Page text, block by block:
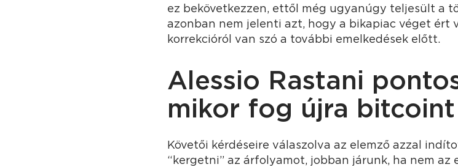
ez bekövetkezzen, ettől még ugyanúgy teljesült a
azonban nem jelenti azt, hogy a bikapiac véget ért
korrekcióról van szó a további emelkedések előtt.
Alessio Rastani
mikor fog újra
Követői kérdéseire válaszolva az elemző azzal
“kergetni” az árfolyamot, jobban járunk, ha nem